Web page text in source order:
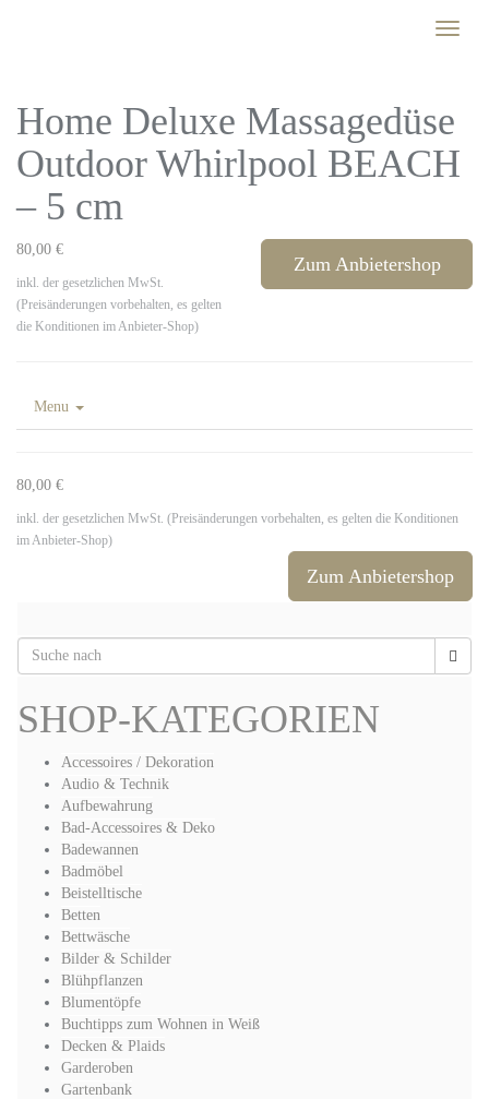
Toggle
Home Deluxe Massagedüse
Outdoor Whirlpool BEACH
– 5 cm
80,00 €
inkl. der gesetzlichen MwSt.
(Preisänderungen vorbehalten, es gelten
die Konditionen im Anbieter-Shop)
Zum Anbietershop
Menu
80,00 €
inkl. der gesetzlichen MwSt. (Preisänderungen vorbehalten, es gelten die Konditionen
im Anbieter-Shop)
Zum Anbietershop
SHOP-KATEGORIEN
Accessoires / Dekoration
Audio & Technik
Aufbewahrung
Bad-Accessoires & Deko
Badewannen
Badmöbel
Beistelltische
Betten
Bettwäsche
Bilder & Schilder
Blühpflanzen
Blumentöpfe
Buchtipps zum Wohnen in Weiß
Decken & Plaids
Garderoben
Gartenbank